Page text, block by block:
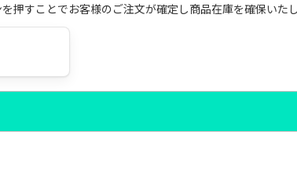
すことでお客様のご注文が確定し商品在庫を確保いたし